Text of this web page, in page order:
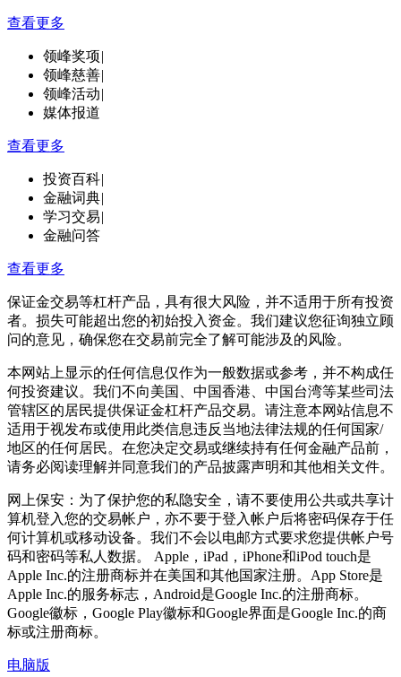
查看更多
领峰奖项|
领峰慈善|
领峰活动|
媒体报道
查看更多
投资百科|
金融词典|
学习交易|
金融问答
查看更多
保证金交易等杠杆产品，具有很大风险，并不适用于所有投资
者。损失可能超出您的初始投入资金。我们建议您征询独立顾
问的意见，确保您在交易前完全了解可能涉及的风险。
本网站上显示的任何信息仅作为一般数据或参考，并不构成任
何投资建议。我们不向美国、中国香港、中国台湾等某些司法
管辖区的居民提供保证金杠杆产品交易。请注意本网站信息不
适用于视发布或使用此类信息违反当地法律法规的任何国家/
地区的任何居民。在您决定交易或继续持有任何金融产品前，
请务必阅读理解并同意我们的产品披露声明和其他相关文件。
网上保安：为了保护您的私隐安全，请不要使用公共或共享计
算机登入您的交易帐户，亦不要于登入帐户后将密码保存于任
何计算机或移动设备。我们不会以电邮方式要求您提供帐户号
码和密码等私人数据。 Apple，iPad，iPhone和iPod touch是
Apple Inc.的注册商标并在美国和其他国家注册。App Store是
Apple Inc.的服务标志，Android是Google Inc.的注册商标。
Google徽标，Google Play徽标和Google界面是Google Inc.的商
标或注册商标。
电脑版